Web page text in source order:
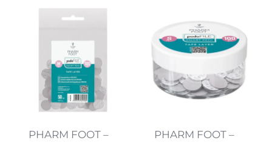
PHARM FOOT –
PHARM FOOT –